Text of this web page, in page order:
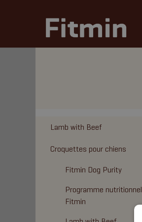
Lamb with Beef
Croquettes pour chiens
Fitmin Dog Purity
Programme nutritionnel
Fitmin